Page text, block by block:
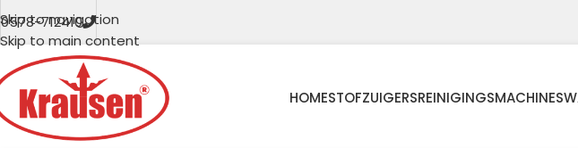
Skip to navigation
Skip to main content
0578-712410
HOMESTOFZUIGERSREINIGINGSMACHINES